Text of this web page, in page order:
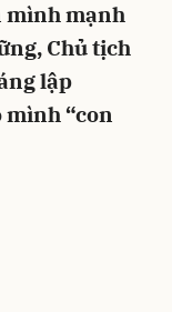
mình mạnh
Chủ tịch
lập
mình “con
Hủy